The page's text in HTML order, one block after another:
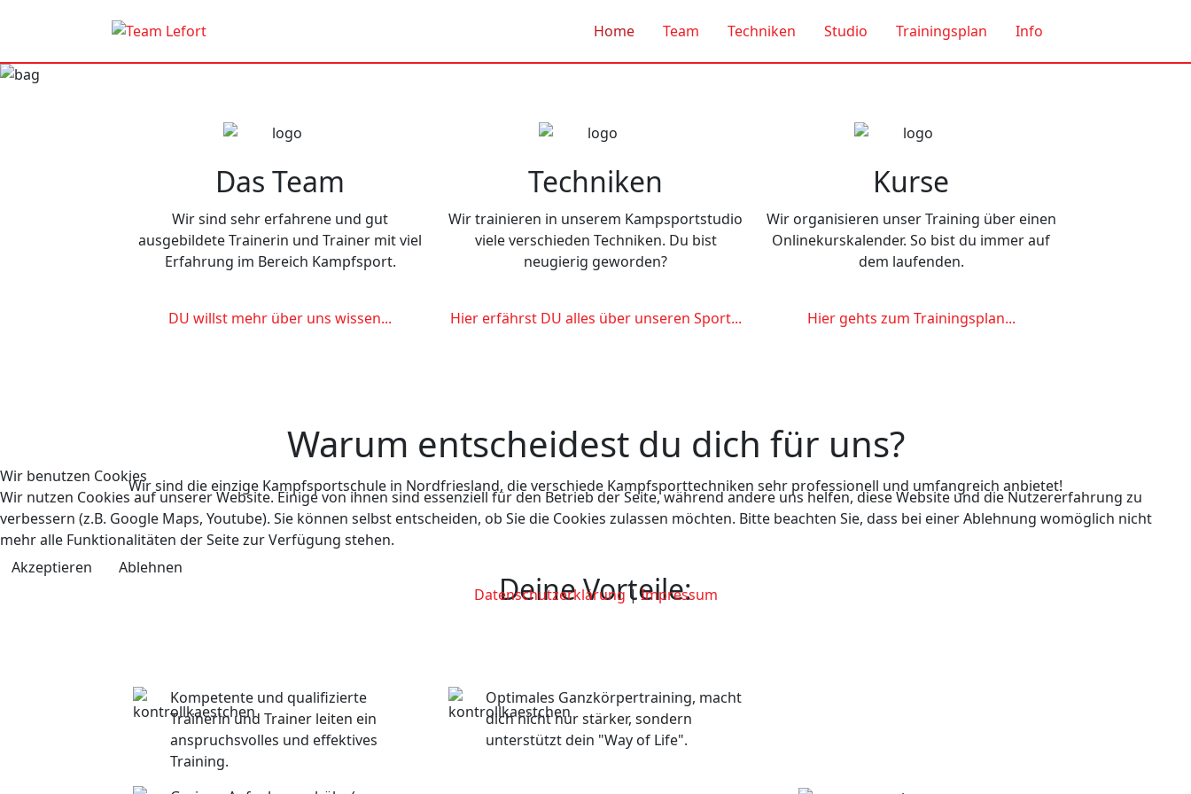
Home Team Techniken Studio Trainingsplan Info
Das Team
Wir sind sehr erfahrene und gut
ausgebildete Trainerin und Trainer mit viel
Erfahrung im Bereich Kampfsport.
DU willst mehr über uns wissen...
Techniken
Wir trainieren in unserem Kampsportstudio
viele verschieden Techniken. Du bist
neugierig geworden?
Hier erfährst DU alles über unseren Sport...
Kurse
Wir organisieren unser Training über einen
Onlinekurskalender. So bist du immer auf
dem laufenden.
Hier gehts zum Trainingsplan...
Warum entscheidest du dich für uns?
Wir sind die einzige Kampfsportschule in Nordfriesland, die verschiede Kampfsporttechniken sehr professionell und umfangreich anbietet!
Deine Vorteile:
Kompetente und qualifizierte
Trainerin und Trainer leiten ein
anspruchsvolles und effektives
Training.
Optimales Ganzkörpertraining, macht
dich nicht nur stärker, sondern
unterstützt dein "Way of Life".
Wir benutzen Cookies
Wir nutzen Cookies auf unserer Website. Einige von ihnen sind essenziell für den Betrieb der Seite, während andere uns helfen, diese Website und die Nutzererfahrung zu
verbessern (z.B. Google Maps, Youtube). Sie können selbst entscheiden, ob Sie die Cookies zulassen möchten. Bitte beachten Sie, dass bei einer Ablehnung womöglich nicht
mehr alle Funktionalitäten der Seite zur Verfügung stehen.
Akzeptieren
Ablehnen
Datenschutzerklärung |Impressum